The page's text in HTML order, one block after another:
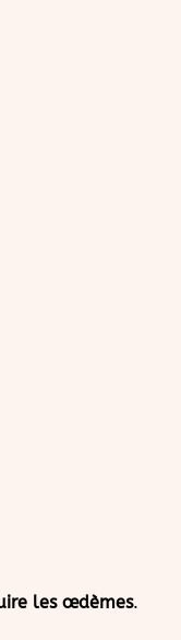
les œdèmes.